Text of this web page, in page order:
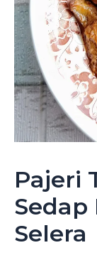
Pajeri
Selera